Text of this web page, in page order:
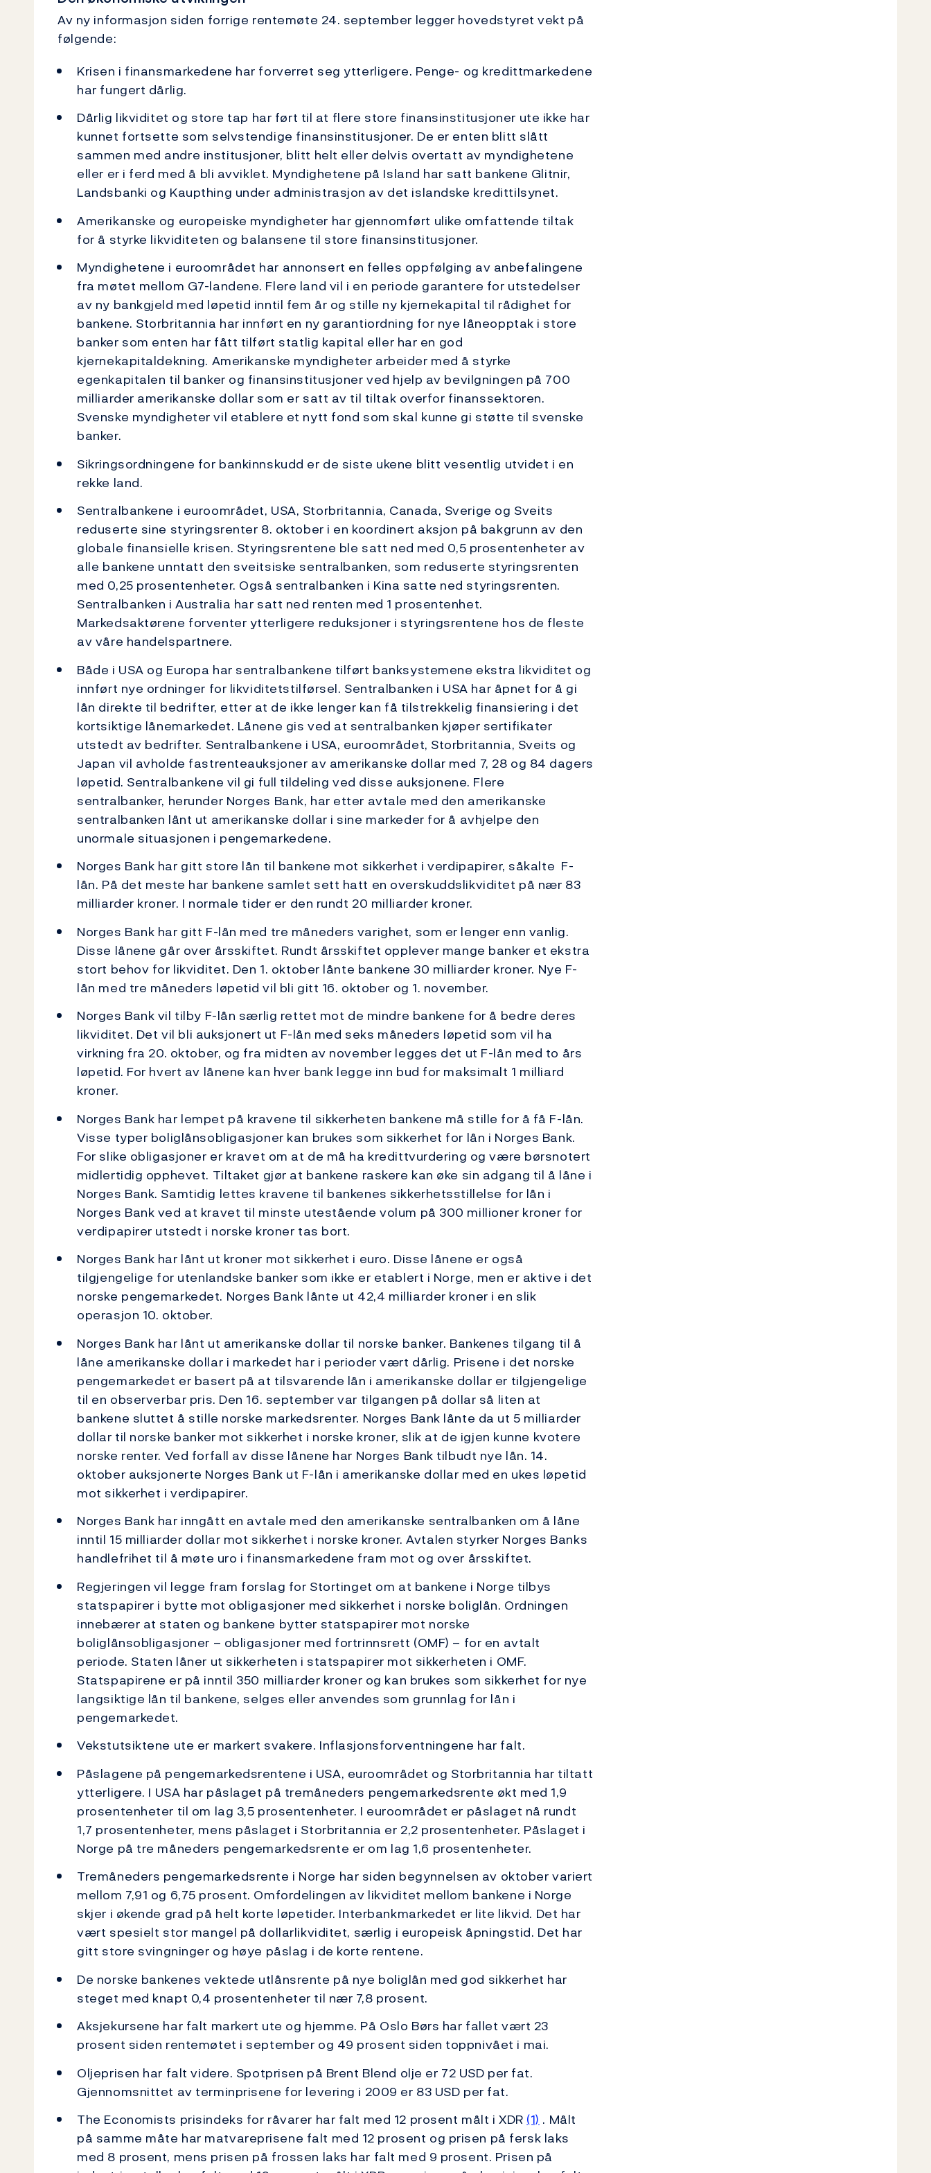
Av ny informasjon siden forrige rentemøte 24. september legger hovedstyret vekt på
følgende:
Krisen i finansmarkedene har forverret seg ytterligere. Penge- og kredittmarkedene
har fungert dårlig.
Dårlig likviditet og store tap har ført til at flere store finansinstitusjoner ute ikke har
kunnet fortsette som selvstendige finansinstitusjoner. De er enten blitt slått
sammen med andre institusjoner, blitt helt eller delvis overtatt av myndighetene
eller er i ferd med å bli avviklet. Myndighetene på Island har satt bankene Glitnir,
Landsbanki og Kaupthing under administrasjon av det islandske kredittilsynet.
Amerikanske og europeiske myndigheter har gjennomført ulike omfattende tiltak
for å styrke likviditeten og balansene til store finansinstitusjoner.
Myndighetene i euroområdet har annonsert en felles oppfølging av anbefalingene
fra møtet mellom G7-landene. Flere land vil i en periode garantere for utstedelser
av ny bankgjeld med løpetid inntil fem år og stille ny kjernekapital til rådighet for
bankene. Storbritannia har innført en ny garantiordning for nye låneopptak i store
banker som enten har fått tilført statlig kapital eller har en god
kjernekapitaldekning. Amerikanske myndigheter arbeider med å styrke
egenkapitalen til banker og finansinstitusjoner ved hjelp av bevilgningen på 700
milliarder amerikanske dollar som er satt av til tiltak overfor finanssektoren.
Svenske myndigheter vil etablere et nytt fond som skal kunne gi støtte til svenske
banker.
Sikringsordningene for bankinnskudd er de siste ukene blitt vesentlig utvidet i en
rekke land.
Sentralbankene i euroområdet, USA, Storbritannia, Canada, Sverige og Sveits
reduserte sine styringsrenter 8. oktober i en koordinert aksjon på bakgrunn av den
globale finansielle krisen. Styringsrentene ble satt ned med 0,5 prosentenheter av
alle bankene unntatt den sveitsiske sentralbanken, som reduserte styringsrenten
med 0,25 prosentenheter. Også sentralbanken i Kina satte ned styringsrenten.
Sentralbanken i Australia har satt ned renten med 1 prosentenhet.
Markedsaktørene forventer ytterligere reduksjoner i styringsrentene hos de fleste
av våre handelspartnere.
Både i USA og Europa har sentralbankene tilført banksystemene ekstra likviditet og
innført nye ordninger for likviditetstilførsel. Sentralbanken i USA har åpnet for å gi
lån direkte til bedrifter, etter at de ikke lenger kan få tilstrekkelig finansiering i det
kortsiktige lånemarkedet. Lånene gis ved at sentralbanken kjøper sertifikater
utstedt av bedrifter. Sentralbankene i USA, euroområdet, Storbritannia, Sveits og
Japan vil avholde fastrenteauksjoner av amerikanske dollar med 7, 28 og 84 dagers
løpetid. Sentralbankene vil gi full tildeling ved disse auksjonene. Flere
sentralbanker, herunder Norges Bank, har etter avtale med den amerikanske
sentralbanken lånt ut amerikanske dollar i sine markeder for å avhjelpe den
unormale situasjonen i pengemarkedene.
Norges Bank har gitt store lån til bankene mot sikkerhet i verdipapirer, såkalte F-
lån. På det meste har bankene samlet sett hatt en overskuddslikviditet på nær 83
milliarder kroner. I normale tider er den rundt 20 milliarder kroner.
Norges Bank har gitt F-lån med tre måneders varighet, som er lenger enn vanlig.
Disse lånene går over årsskiftet. Rundt årsskiftet opplever mange banker et ekstra
stort behov for likviditet. Den 1. oktober lånte bankene 30 milliarder kroner. Nye F-
lån med tre måneders løpetid vil bli gitt 16. oktober og 1. november.
Norges Bank vil tilby F-lån særlig rettet mot de mindre bankene for å bedre deres
likviditet. Det vil bli auksjonert ut F-lån med seks måneders løpetid som vil ha
virkning fra 20. oktober, og fra midten av november legges det ut F-lån med to års
løpetid. For hvert av lånene kan hver bank legge inn bud for maksimalt 1 milliard
kroner.
Norges Bank har lempet på kravene til sikkerheten bankene må stille for å få F-lån.
Visse typer boliglånsobligasjoner kan brukes som sikkerhet for lån i Norges Bank.
For slike obligasjoner er kravet om at de må ha kredittvurdering og være børsnotert
midlertidig opphevet. Tiltaket gjør at bankene raskere kan øke sin adgang til å låne i
Norges Bank. Samtidig lettes kravene til bankenes sikkerhetsstillelse for lån i
Norges Bank ved at kravet til minste utestående volum på 300 millioner kroner for
verdipapirer utstedt i norske kroner tas bort.
Norges Bank har lånt ut kroner mot sikkerhet i euro. Disse lånene er også
tilgjengelige for utenlandske banker som ikke er etablert i Norge, men er aktive i det
norske pengemarkedet. Norges Bank lånte ut 42,4 milliarder kroner i en slik
operasjon 10. oktober.
Norges Bank har lånt ut amerikanske dollar til norske banker. Bankenes tilgang til å
låne amerikanske dollar i markedet har i perioder vært dårlig. Prisene i det norske
pengemarkedet er basert på at tilsvarende lån i amerikanske dollar er tilgjengelige
til en observerbar pris. Den 16. september var tilgangen på dollar så liten at
bankene sluttet å stille norske markedsrenter. Norges Bank lånte da ut 5 milliarder
dollar til norske banker mot sikkerhet i norske kroner, slik at de igjen kunne kvotere
norske renter. Ved forfall av disse lånene har Norges Bank tilbudt nye lån. 14.
oktober auksjonerte Norges Bank ut F-lån i amerikanske dollar med en ukes løpetid
mot sikkerhet i verdipapirer.
Norges Bank har inngått en avtale med den amerikanske sentralbanken om å låne
inntil 15 milliarder dollar mot sikkerhet i norske kroner. Avtalen styrker Norges Banks
handlefrihet til å møte uro i finansmarkedene fram mot og over årsskiftet.
Regjeringen vil legge fram forslag for Stortinget om at bankene i Norge tilbys
statspapirer i bytte mot obligasjoner med sikkerhet i norske boliglån. Ordningen
innebærer at staten og bankene bytter statspapirer mot norske
boliglånsobligasjoner – obligasjoner med fortrinnsrett (OMF) – for en avtalt
periode. Staten låner ut sikkerheten i statspapirer mot sikkerheten i OMF.
Statspapirene er på inntil 350 milliarder kroner og kan brukes som sikkerhet for nye
langsiktige lån til bankene, selges eller anvendes som grunnlag for lån i
pengemarkedet.
Vekstutsiktene ute er markert svakere. Inflasjonsforventningene har falt.
Påslagene på pengemarkedsrentene i USA, euroområdet og Storbritannia har tiltatt
ytterligere. I USA har påslaget på tremåneders pengemarkedsrente økt med 1,9
prosentenheter til om lag 3,5 prosentenheter. I euroområdet er påslaget nå rundt
1,7 prosentenheter, mens påslaget i Storbritannia er 2,2 prosentenheter. Påslaget i
Norge på tre måneders pengemarkedsrente er om lag 1,6 prosentenheter.
Tremåneders pengemarkedsrente i Norge har siden begynnelsen av oktober variert
mellom 7,91 og 6,75 prosent. Omfordelingen av likviditet mellom bankene i Norge
skjer i økende grad på helt korte løpetider. Interbankmarkedet er lite likvid. Det har
vært spesielt stor mangel på dollarlikviditet, særlig i europeisk åpningstid. Det har
gitt store svingninger og høye påslag i de korte rentene.
De norske bankenes vektede utlånsrente på nye boliglån med god sikkerhet har
steget med knapt 0,4 prosentenheter til nær 7,8 prosent.
Aksjekursene har falt markert ute og hjemme. På Oslo Børs har fallet vært 23
prosent siden rentemøtet i september og 49 prosent siden toppnivået i mai.
Oljeprisen har falt videre. Spotprisen på Brent Blend olje er 72 USD per fat.
Gjennomsnittet av terminprisene for levering i 2009 er 83 USD per fat.
The Economists prisindeks for råvarer har falt med 12 prosent målt i XDR (1) . Målt
på samme måte har matvareprisene falt med 12 prosent og prisen på fersk laks
med 8 prosent, mens prisen på frossen laks har falt med 9 prosent. Prisen på